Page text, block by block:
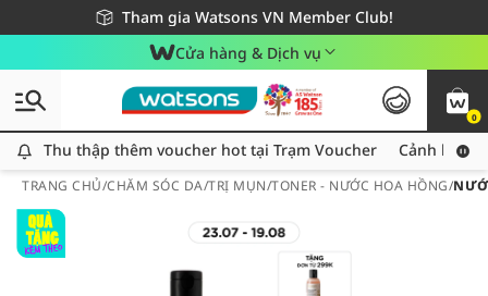
Tham gia Watsons VN Member Club!
Miễn phí giao hàng cho đơn hàng từ 249,000Đ
Giao hàng nhanh 24h - Áp dụng khu vực TP. Hồ Chí Minh
Cửa hàng & Dịch vụ
0
Thu thập thêm voucher hot tại Trạm Voucher
Thu thập thêm voucher hot tại Trạm Voucher Cảnh báo
TRANG CHỦ/CHĂM SÓC DA/TRỊ MỤN/TONER - NƯỚC HOA HỒNG/